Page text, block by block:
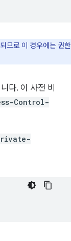
므로 이 경우에는 권한
다. 이 사전 비
Control-